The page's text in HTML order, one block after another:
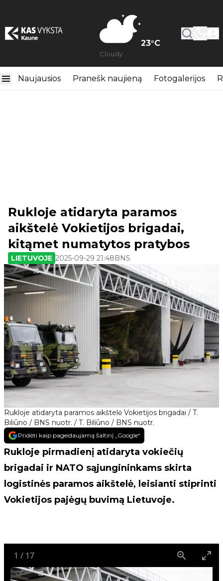
23°C
Cloudy
Naujausios Pranešk naujieną Fotogalerijos
Rukloje atidaryta paramos aikštelė Vokietijos brigadai / T.
Biliūno / BNS nuotr. / T. Biliūno / BNS nuotr.
Rukloje atidaryta paramos
aikštelė Vokietijos brigadai,
kitąmet numatytos pratybos
LIETUVOJE 2025-09-29 21:48BNS
Pridėti kaip pageidaujamą šaltinį „Google“
Rukloje pirmadienį atidaryta vokiečių
brigadai ir NATO sąjungininkams skirta
logistinės paramos aikštelė, leisianti stiprinti
Vokietijos pajėgų buvimą Lietuvoje.
1 / 17